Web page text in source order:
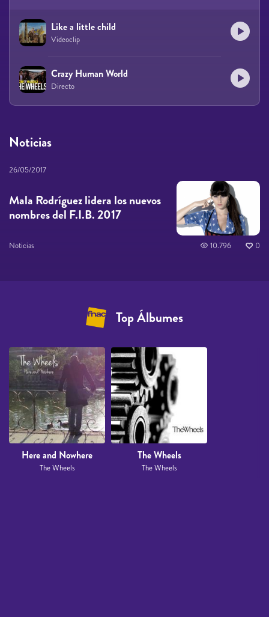
Noticias
26/05/2017
Mala Rodríguez lidera los nuevos
nombres del F.I.B. 2017
Noticias 10.796 0
Like a little child
Videoclip
Crazy Human World
Directo
Top Álbumes
Here and Nowhere
The Wheels
The Wheels
The Wheels